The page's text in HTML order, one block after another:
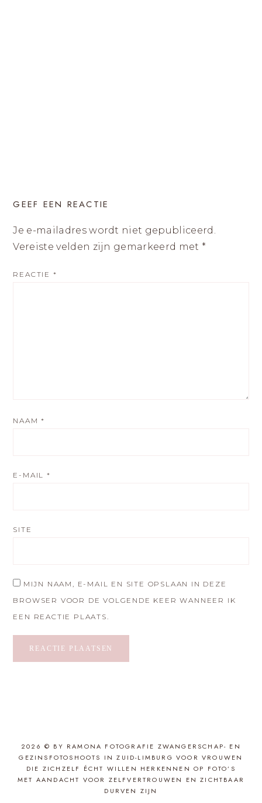
GEEF EEN REACTIE
Je e-mailadres wordt niet gepubliceerd.
Vereiste velden zijn gemarkeerd met *
REACTIE *
NAAM*
E-MAIL*
SITE
MIJN NAAM, E-MAIL EN SITE OPSLAAN IN DEZE
BROWSER VOOR DE VOLGENDE KEER WANNEER IK
EEN REACTIE PLAATS.
2026 © BY RAMONA FOTOGRAFIE ZWANGERSCHAP- EN
GEZINSFOTOSHOOTS IN ZUID-LIMBURG VOOR VROUWEN
DIE ZICHZELF ÉCHT WILLEN HERKENNEN OP FOTO’S
MET AANDACHT VOOR ZELFVERTROUWEN EN ZICHTBAAR
DURVEN ZIJN